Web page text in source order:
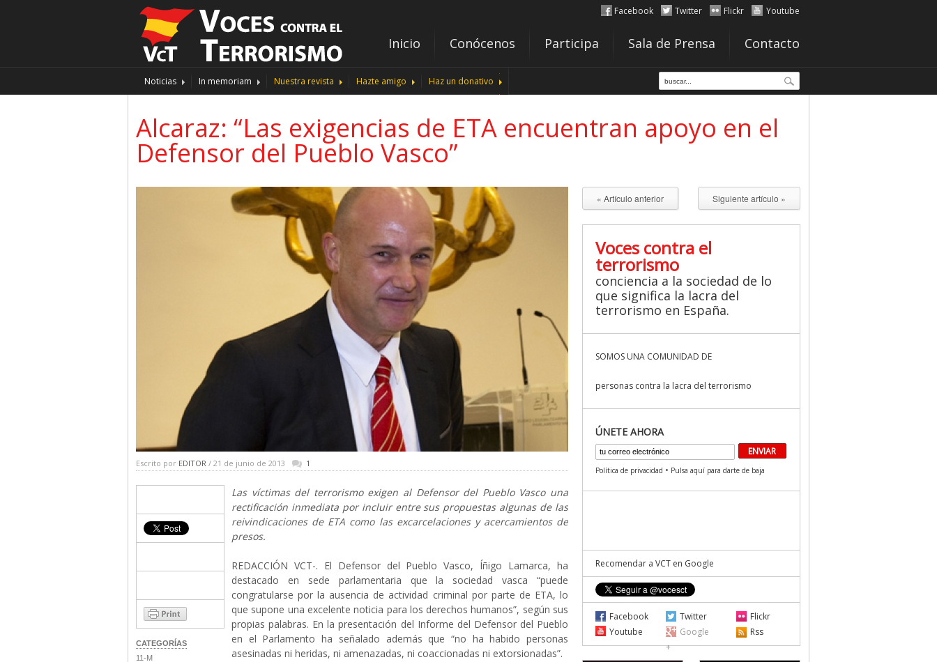
Facebook Twitter Flickr Youtube
Inicio Conócenos Participa Sala de Prensa Contacto
Noticias In memoriam Nuestra revista Hazte amigo Haz un donativo
Alcaraz: “Las exigencias de ETA encuentran apoyo en el
Defensor del Pueblo Vasco”
Escrito por EDITOR / 21 de junio de 2013 1
CATEGORÍAS
11-M
Las víctimas del terrorismo exigen al Defensor del Pueblo Vasco una
rectificación inmediata por incluir entre sus propuestas algunas de las
reivindicaciones de ETA como las excarcelaciones y acercamientos de
presos.
REDACCIÓN VCT-. El Defensor del Pueblo Vasco, Íñigo Lamarca, ha
destacado en sede parlamentaria que la sociedad vasca “puede
congratularse por la ausencia de actividad criminal por parte de ETA, lo
que supone una excelente noticia para los derechos humanos”, según sus
propias palabras. En la presentación del Informe del Defensor del Pueblo
en el Parlamento ha señalado además que “no ha habido personas
asesinadas ni heridas, ni amenazadas, ni coaccionadas ni extorsionadas”.
« Artículo anterior Siguiente artículo »
Voces contra el
terrorismo
conciencia a la sociedad de lo
que significa la lacra del
terrorismo en España.
SOMOS UNA COMUNIDAD DE
personas contra la lacra del terrorismo
ÚNETE AHORA
Política de privacidad • Pulsa aquí para darte de baja
Recomendar a VCT en Google
Facebook Twitter
Flickr
Youtube
Google
+
Rss